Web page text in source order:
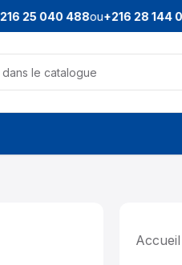
25 040 488ou+216 28 144
Accueil